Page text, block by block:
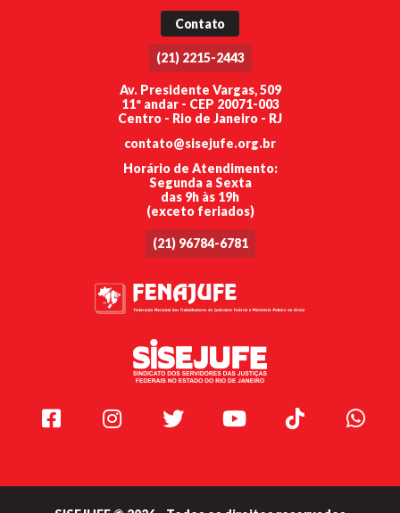
Contato
(21) 2215-2443
Av. Presidente Vargas, 509
11º andar - CEP 20071-003
Centro - Rio de Janeiro - RJ
contato@sisejufe.org.br
Horário de Atendimento:
Segunda a Sexta
das 9h às 19h
(exceto feriados)
(21) 96784-6781
Facebook Instagram Twitter Youtube TikTok